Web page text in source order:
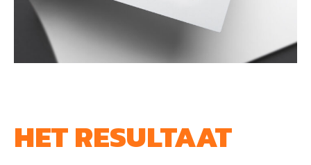
HET RESULTAAT